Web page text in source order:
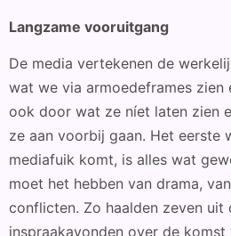
Langzame vooruitgang
De media vertekenen de
wat we via armoedeframes zien
ook door wat ze níet laten zien
ze aan voorbij gaan. Het eerste
mediafuik komt, is alles wat
moet het hebben van drama,
conflicten. Zo haalden zeven uit
inspraakavonden over de